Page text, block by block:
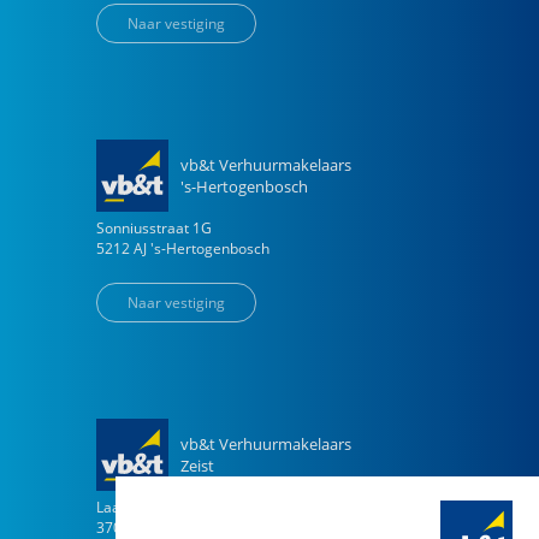
Naar vestiging
vb&t Verhuurmakelaars
's-Hertogenbosch
Sonniusstraat 1G
5212 AJ 's-Hertogenbosch
Naar vestiging
vb&t Verhuurmakelaars
Zeist
Laan van Vollenhove
3706 AL